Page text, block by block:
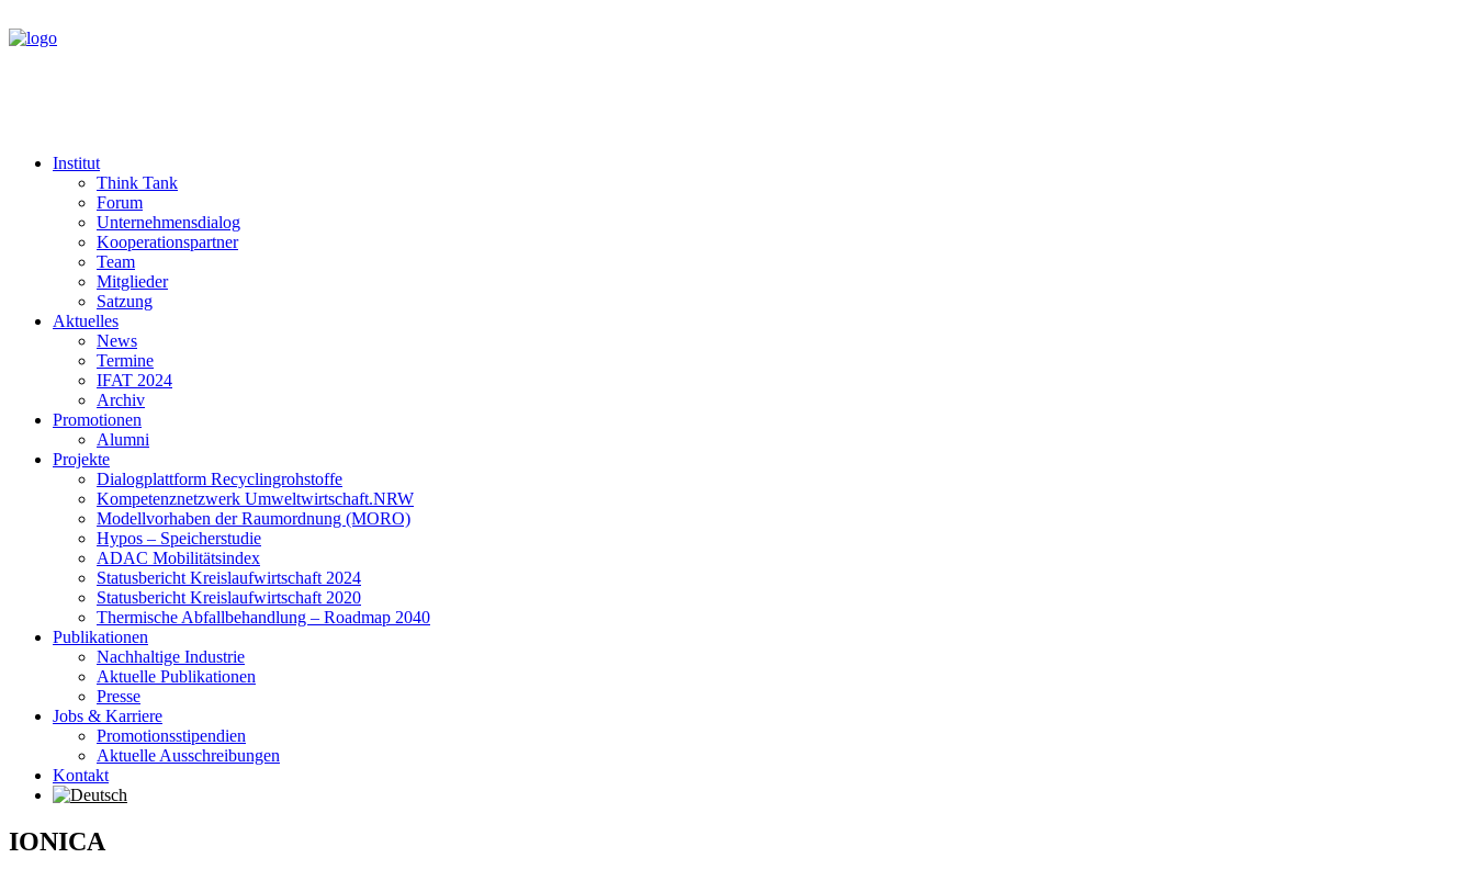
Institut
Think Tank
Forum
Unternehmensdialog
Kooperationspartner
Team
Mitglieder
Satzung
Aktuelles
News
Termine
IFAT 2024
Archiv
Promotionen
Alumni
Projekte
Dialogplattform Recyclingrohstoffe
Kompetenznetzwerk Umweltwirtschaft.NRW
Modellvorhaben der Raumordnung (MORO)
Hypos – Speicherstudie
ADAC Mobilitätsindex
Statusbericht Kreislaufwirtschaft 2024
Statusbericht Kreislaufwirtschaft 2020
Thermische Abfallbehandlung – Roadmap 2040
Publikationen
Nachhaltige Industrie
Aktuelle Publikationen
Presse
Jobs & Karriere
Promotionsstipendien
Aktuelle Ausschreibungen
Kontakt
IONICA